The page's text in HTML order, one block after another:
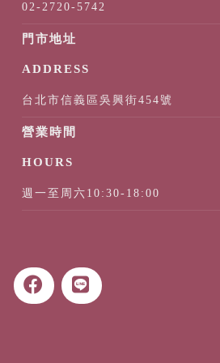
02-2720-5742
台北市信義區吳興街454號
週一至周六10:30-18:00